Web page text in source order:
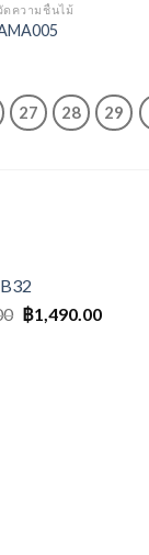
ดความชื้นไม้
27 28 29
฿1,490.00